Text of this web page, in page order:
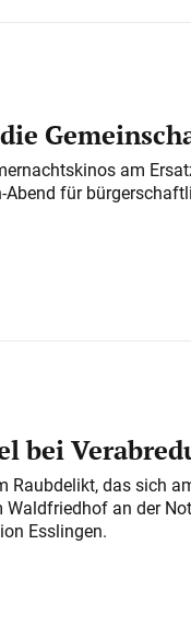
am
für
bei
Raubdelikt, das sich
an der
Esslingen.